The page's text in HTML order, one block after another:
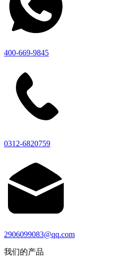
400-669-9845
0312-6820759
2906099083@qq.com
我们的产品